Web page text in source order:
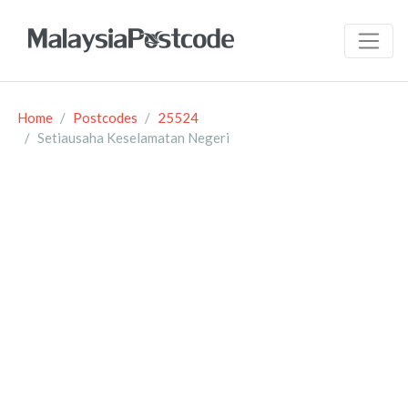
Home Postcodes
25524
Setiausaha Keselamatan Negeri